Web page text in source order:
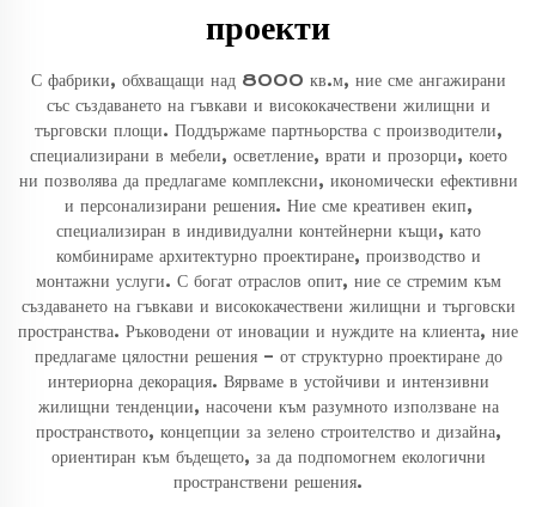
проекти
С фабрики, обхващащи над 8000 кв.м, ние сме ангажирани
със създаването на гъвкави и висококачествени жилищни и
търговски площи. Поддържаме партньорства с производители,
специализирани в мебели, осветление, врати и прозорци, което
ни позволява да предлагаме комплексни, икономически ефективни
и персонализирани решения. Ние сме креативен екип,
специализиран в индивидуални контейнерни къщи, като
комбинираме архитектурно проектиране, производство и
монтажни услуги. С богат отраслов опит, ние се стремим към
създаването на гъвкави и висококачествени жилищни и търговски
пространства. Ръководени от иновации и нуждите на клиента, ние
предлагаме цялостни решения – от структурно проектиране до
интериорна декорация. Вярваме в устойчиви и интензивни
жилищни тенденции, насочени към разумното използване на
пространството, концепции за зелено строителство и дизайна,
ориентиран към бъдещето, за да подпомогнем екологични
пространствени решения.